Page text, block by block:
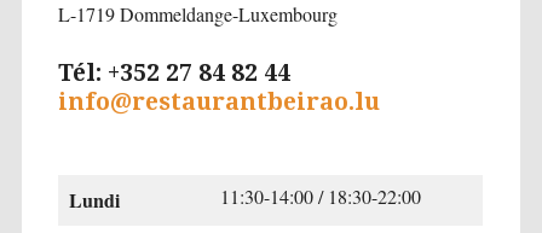
L-1719 Dommeldange-Luxembourg
Tél: +352 27 84 82 44
info@restaurantbeirao.lu
Lundi 11:30-14:00 / 18:30-22:00